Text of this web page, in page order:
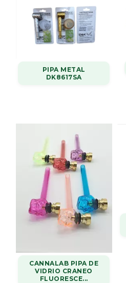
PIPA METAL
DK8617SA
CANNALAB PIPA DE
VIDRIO CRANEO
FLUORESCE...